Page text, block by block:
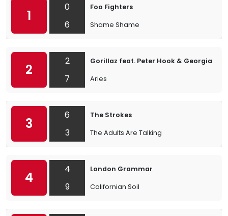
1
0
6
Foo Fighters
Shame Shame
2
2
7
Gorillaz feat. Peter Hook & Georgia
Aries
3
6
3
The Strokes
The Adults Are Talking
4
4
9
London Grammar
Californian Soil